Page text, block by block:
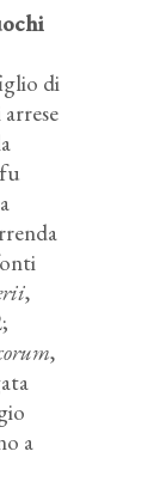
di
,
,
a